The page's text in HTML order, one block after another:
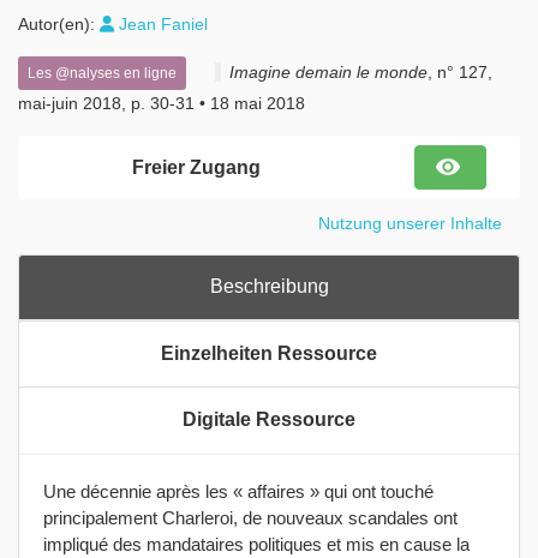
Autor(en): Jean Faniel
Les @nalyses en ligne Imagine demain le monde , n° 127,
mai-juin 2018, p. 30-31 • 18 mai 2018
Freier Zugang visibility
Nutzung unserer Inhalte
Beschreibung
Einzelheiten Ressource
Digitale Ressource
Une décennie après les « affaires » qui ont touché
principalement Charleroi, de nouveaux scandales ont
impliqué des mandataires politiques et mis en cause la